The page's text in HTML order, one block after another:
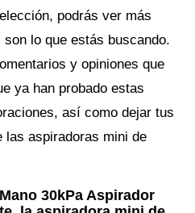
podrás ver más
lo que estás buscando.
y opiniones que
ya han probado estas
así como dejar tus
las aspiradoras mini de
30kPa Aspirador